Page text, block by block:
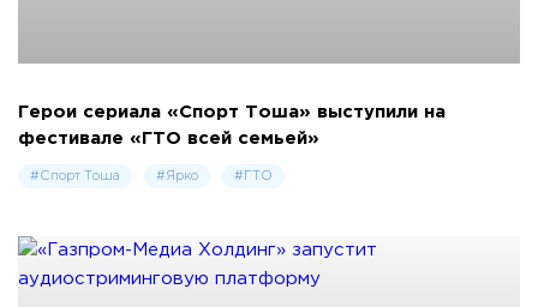
Герои сериала «Спорт Тоша» выступили на
фестивале «ГТО всей семьей»
#Спорт Тоша #Ярко #ГТО